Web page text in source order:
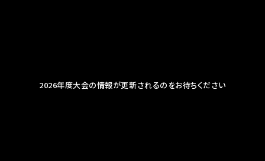
2026年度大会の情報が更新されるのをお待ちください